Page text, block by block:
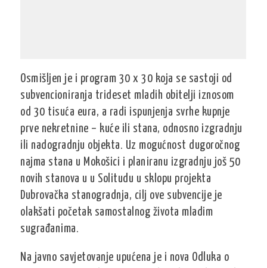
Osmišljen je i program 30 x 30 koja se sastoji od
subvencioniranja trideset mladih obitelji iznosom
od 30 tisuća eura, a radi ispunjenja svrhe kupnje
prve nekretnine – kuće ili stana, odnosno izgradnju
ili nadogradnju objekta. Uz mogućnost dugoročnog
najma stana u Mokošici i planiranu izgradnju još 50
novih stanova u u Solitudu u sklopu projekta
Dubrovačka stanogradnja, cilj ove subvencije je
olakšati početak samostalnog života mladim
sugrađanima.
Na javno savjetovanje upućena je i nova Odluka o